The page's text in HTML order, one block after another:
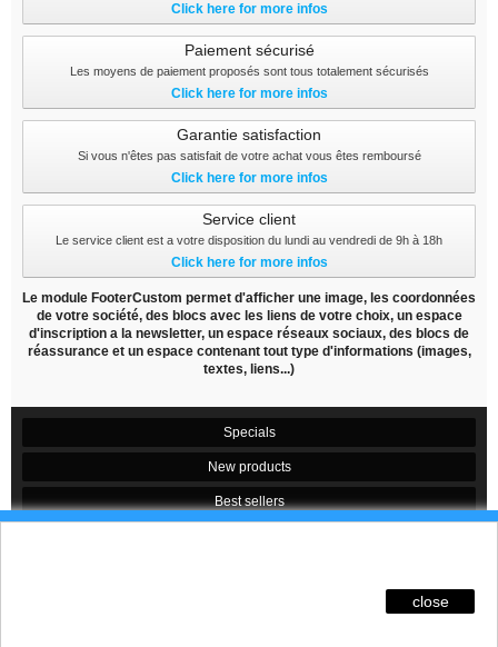
Click here for more infos
Paiement sécurisé
Les moyens de paiement proposés sont tous totalement sécurisés
Click here for more infos
Garantie satisfaction
Si vous n'êtes pas satisfait de votre achat vous êtes remboursé
Click here for more infos
Service client
Le service client est a votre disposition du lundi au vendredi de 9h à 18h
Click here for more infos
Le module FooterCustom permet d'afficher une image, les coordonnées
de votre société, des blocs avec les liens de votre choix, un espace
d'inscription a la newsletter, un espace réseaux sociaux, des blocs de
réassurance et un espace contenant tout type d'informations (images,
textes, liens...)
Specials
New products
Best sellers
close